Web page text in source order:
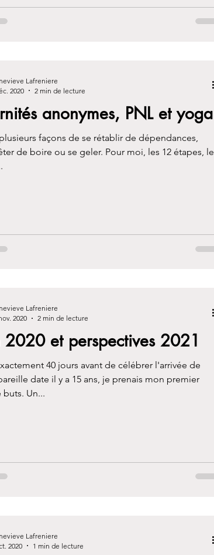
anonymes, PNL et yoga
façons de se rétablir de dépendances,
de boire ou se geler. Pour moi, les 12 étapes, le
Lafreniere
2020
2 min de lecture
2020 et perspectives 2021
40 jours avant de célébrer l'arrivée de
date il y a 15 ans, je prenais mon premier
buts. Un...
Lafreniere
2020
2 min de lecture
Lafreniere
2020
1 min de lecture